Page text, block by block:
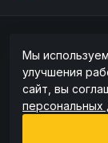
Информация на
Точную
Мы
улучшения
сайт, вы
персональных